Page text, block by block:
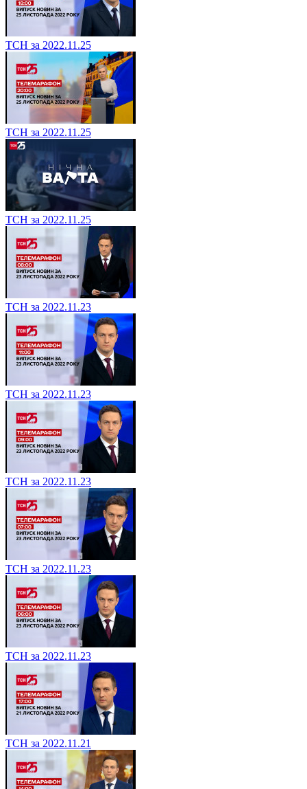
ТСН за 2022.11.25
ТСН за 2022.11.25
ТСН за 2022.11.25
ТСН за 2022.11.23
ТСН за 2022.11.23
ТСН за 2022.11.23
ТСН за 2022.11.23
ТСН за 2022.11.23
ТСН за 2022.11.21